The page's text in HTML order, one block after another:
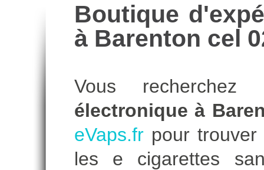
Boutique
à Barenton cel
Vous
électronique à
eVaps.frpour trouver
les e cigarettes